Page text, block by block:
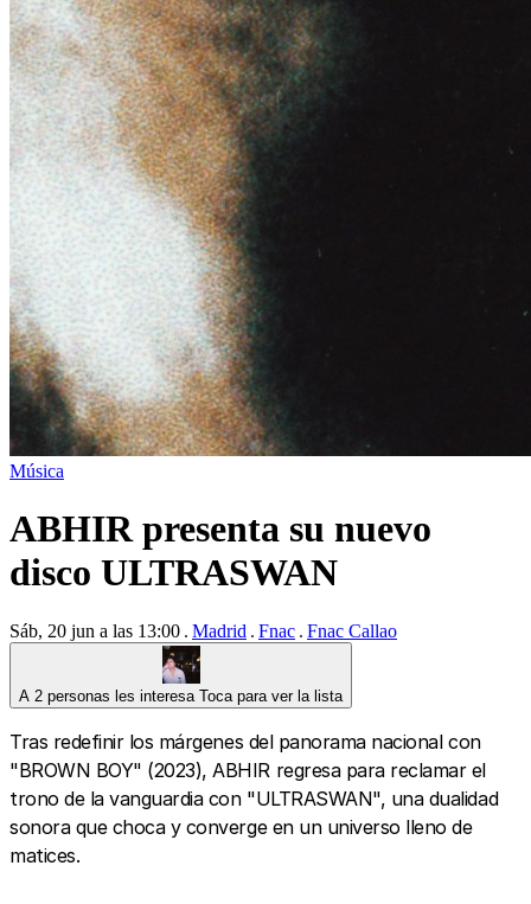
Música
ABHIR presenta su nuevo
disco ULTRASWAN
Sáb, 20 jun a las 13:00 Madrid Fnac Fnac Callao
A 2 personas les interesa Toca para ver la lista
Tras redefinir los márgenes del panorama nacional con
"BROWN BOY" (2023), ABHIR regresa para reclamar el
trono de la vanguardia con "ULTRASWAN", una dualidad
sonora que choca y converge en un universo lleno de
matices.